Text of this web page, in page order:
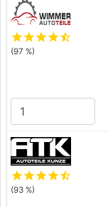
starstarstarstarstar_half
(97 %)
starstarstarstarstar_half
(93 %)